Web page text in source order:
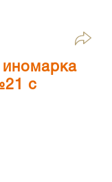
иномарка
с